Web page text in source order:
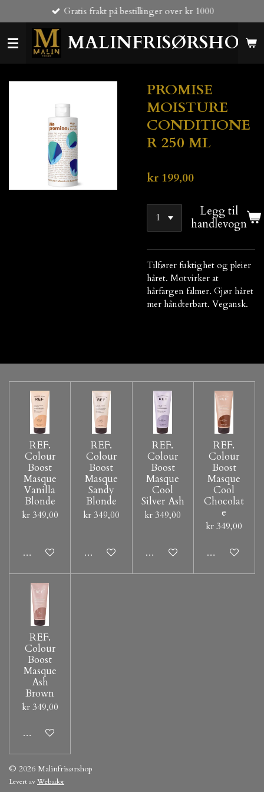
til
hovedinnhold
MALINFRISØRSHOP
Gratis frakt på bestillinger over kr 1000
PROMISE
MOISTURE
CONDITIONE
R 250 ML
kr 199,00
Legg til
handlevogn
Tilfører fuktighet og pleier
håret. Motvirker at
hårfargen falmer. Gjør håret
mer håndterbart. Vegansk.
REF.
Colour
Boost
Masque
Vanilla
Blonde
kr 349,00
Legg til handlevogn
REF.
Colour
Boost
Masque
Sandy
Blonde
kr 349,00
Legg til handlevogn
REF.
Colour
Boost
Masque
Cool
Silver Ash
kr 349,00
Legg til handlevogn
REF.
Colour
Boost
Masque
Cool
Chocolat
e
kr 349,00
Legg til
REF.
Colour
Boost
Masque
Ash
Brown
kr 349,00
Legg til handlevogn
© 2026 Malinfrisørshop
Levert avWebador